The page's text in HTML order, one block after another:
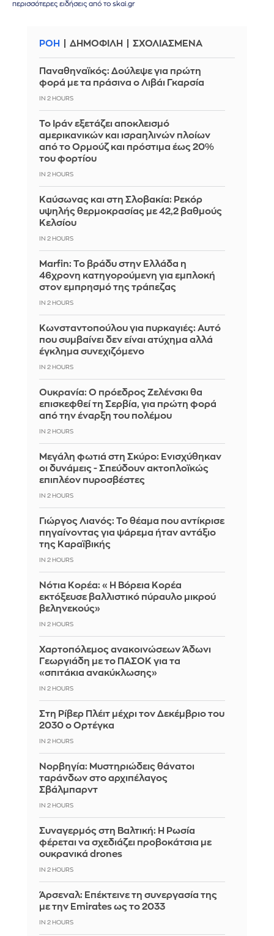
περισσότερες ειδήσεις από το skai.gr
ΡΟΗ ΔΗΜΟΦΙΛΗ ΣΧΟΛΙΑΣΜΕΝΑ
Παναθηναϊκός: Δούλεψε για πρώτη
φορά με τα πράσινα ο Λιβάι Γκαρσία
IN 2 HOURS
Το Ιράν εξετάζει αποκλεισμό
αμερικανικών και ισραηλινών πλοίων
από το Ορμούζ και πρόστιμα έως 20%
του φορτίου
IN 2 HOURS
Καύσωνας και στη Σλοβακία: Ρεκόρ
υψηλής θερμοκρασίας με 42,2 βαθμούς
Κελσίου
IN 2 HOURS
Marfin: Το βράδυ στην Ελλάδα η
46χρονη κατηγορούμενη για εμπλοκή
στον εμπρησμό της τράπεζας
IN 2 HOURS
Κωνσταντοπούλου για πυρκαγιές: Αυτό
που συμβαίνει δεν είναι ατύχημα αλλά
έγκλημα συνεχιζόμενο
IN 2 HOURS
Ουκρανία: Ο πρόεδρος Ζελένσκι θα
επισκεφθεί τη Σερβία, για πρώτη φορά
από την έναρξη του πολέμου
IN 2 HOURS
Μεγάλη φωτιά στη Σκύρο: Ενισχύθηκαν
οι δυνάμεις - Σπεύδουν ακτοπλοϊκώς
επιπλέον πυροσβέστες
IN 2 HOURS
Γιώργος Λιανός: Το θέαμα που αντίκρισε
πηγαίνοντας για ψάρεμα ήταν αντάξιο
της Καραϊβικής
IN 2 HOURS
Νότια Κορέα: «Η Βόρεια Κορέα
εκτόξευσε βαλλιστικό πύραυλο μικρού
βεληνεκούς»
IN 2 HOURS
Χαρτοπόλεμος ανακοινώσεων Άδωνι
Γεωργιάδη με το ΠΑΣΟΚ για τα
«σπιτάκια ανακύκλωσης»
IN 2 HOURS
Στη Ρίβερ Πλέιτ μέχρι τον Δεκέμβριο του
2030 ο Ορτέγκα
IN 2 HOURS
Νορβηγία: Μυστηριώδεις θάνατοι
ταράνδων στο αρχιπέλαγος
Σβάλμπαρντ
IN 2 HOURS
Συναγερμός στη Βαλτική: Η Ρωσία
φέρεται να σχεδιάζει προβοκάτσια με
ουκρανικά drones
IN 2 HOURS
Άρσεναλ: Επέκτεινε τη συνεργασία της
με την Emirates ως το 2033
IN 2 HOURS